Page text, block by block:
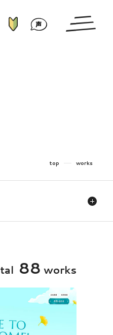
お客様の声
top works
tal 88 works